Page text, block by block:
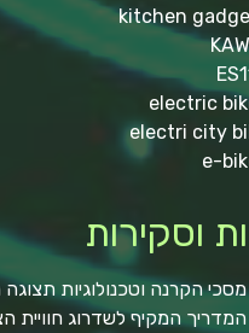
kitchen
electric
electri city
e-
וסקירות
הקרנה וטכנולוגיות
המדריך המקיף לשדרוג חוויית